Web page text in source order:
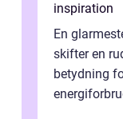
inspiration
En
skifter en
betydning